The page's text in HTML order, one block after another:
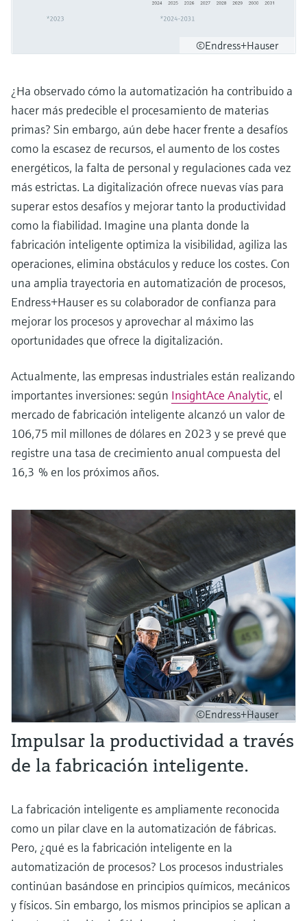
©Endress+Hauser
¿Ha observado cómo la automatización ha contribuido a
hacer más predecible el procesamiento de materias
primas? Sin embargo, aún debe hacer frente a desafíos
como la escasez de recursos, el aumento de los costes
energéticos, la falta de personal y regulaciones cada vez
más estrictas. La digitalización ofrece nuevas vías para
superar estos desafíos y mejorar tanto la productividad
como la fiabilidad. Imagine una planta donde la
fabricación inteligente optimiza la visibilidad, agiliza las
operaciones, elimina obstáculos y reduce los costes. Con
una amplia trayectoria en automatización de procesos,
Endress+Hauser es su colaborador de confianza para
mejorar los procesos y aprovechar al máximo las
oportunidades que ofrece la digitalización.
Actualmente, las empresas industriales están realizando
importantes inversiones: según InsightAce Analytic, el
mercado de fabricación inteligente alcanzó un valor de
106,75 mil millones de dólares en 2023 y se prevé que
registre una tasa de crecimiento anual compuesta del
16,3 % en los próximos años.
©Endress+Hauser
Impulsar la productividad a través
de la fabricación inteligente.
La fabricación inteligente es ampliamente reconocida
como un pilar clave en la automatización de fábricas.
Pero, ¿qué es la fabricación inteligente en la
automatización de procesos? Los procesos industriales
continúan basándose en principios químicos, mecánicos
y físicos. Sin embargo, los mismos principios se aplican a